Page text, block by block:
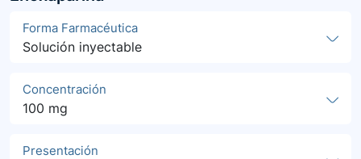
Forma Farmacéutica
Solución inyectable
Concentración
100 mg
Presentación